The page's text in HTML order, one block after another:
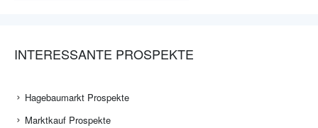
INTERESSANTE PROSPEKTE
Hagebaumarkt Prospekte
Marktkauf Prospekte